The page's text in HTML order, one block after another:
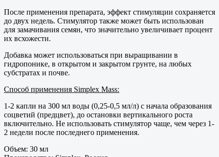
После применения препарата, эффект стимуляции сохраняется
до двух недель. Стимулятор также может быть использован
для замачивания семян, что значительно увеличивает процент
их всхожести.
Добавка может использоваться при выращивании в
гидропонике, в открытом и закрытом грунте, на любых
субстратах и почве.
Способ применения Simplex Mass:
1-2 капли на 300 мл воды (0,25-0,5 мл/л) с начала образования
соцветий (предцвет), до остановки вертикального роста
включительно. Не использовать стимулятор чаще, чем через 1-
2 недели после последнего применения.
Объем: 30 мл